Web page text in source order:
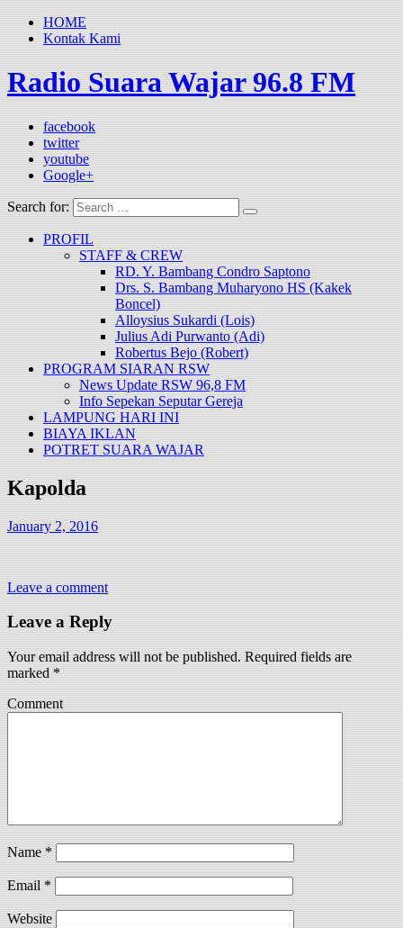
HOME
Kontak Kami
Radio Suara Wajar 96.8 FM
facebook
twitter
youtube
Google+
Search for:
PROFIL
STAFF & CREW
RD. Y. Bambang Condro Saptono
Drs. S. Bambang Muharyono HS (Kakek
Boncel)
Alloysius Sukardi (Lois)
Julius Adi Purwanto (Adi)
Robertus Bejo (Robert)
PROGRAM SIARAN RSW
News Update RSW 96,8 FM
Info Sepekan Seputar Gereja
LAMPUNG HARI INI
BIAYA IKLAN
POTRET SUARA WAJAR
Kapolda
January 2, 2016
Leave a comment
Leave a Reply
Your email address will not be published. Required fields are
marked *
Comment
Name *
Email *
Website